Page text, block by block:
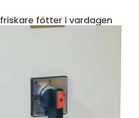
Fotvård i boden friskare fötter i vardagen